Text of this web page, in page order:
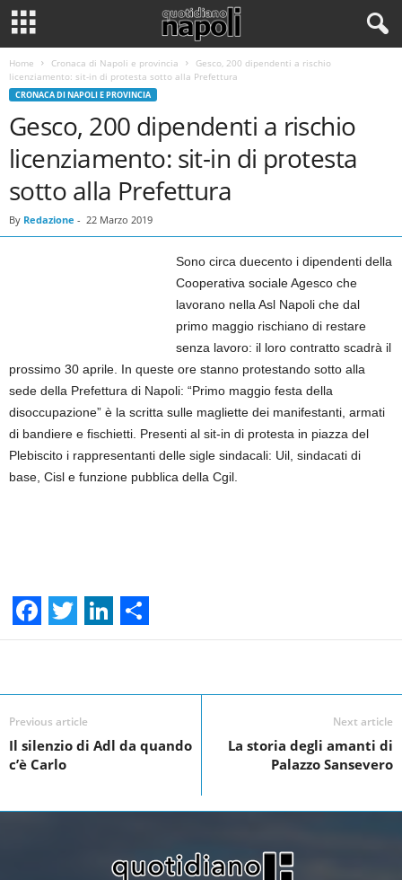
Home Cronaca di Napoli e provincia
Gesco, 200 dipendenti a rischio
licenziamento: sit-in di protesta sotto alla Prefettura
CRONACA DI NAPOLI E PROVINCIA
Gesco, 200 dipendenti a rischio
licenziamento: sit-in di protesta
sotto alla Prefettura
By Redazione - 22 Marzo 2019
Sono circa duecento i dipendenti della
Cooperativa sociale Agesco che
lavorano nella Asl Napoli che dal
primo maggio rischiano di restare
senza lavoro: il loro contratto scadrà il
prossimo 30 aprile. In queste ore stanno protestando sotto alla
sede della Prefettura di Napoli: “Primo maggio festa della
disoccupazione” è la scritta sulle magliette dei manifestanti, armati
di bandiere e fischietti. Presenti al sit-in di protesta in piazza del
Plebiscito i rappresentanti delle sigle sindacali: Uil, sindacati di
base, Cisl e funzione pubblica della Cgil.
F
c
e
b
o
T
i
t
t
r
L
n
k
e
I
S
a
e
Previous article
Il silenzio di Adl da quando
c’è Carlo
Next article
La storia degli amanti di
Palazzo Sansevero